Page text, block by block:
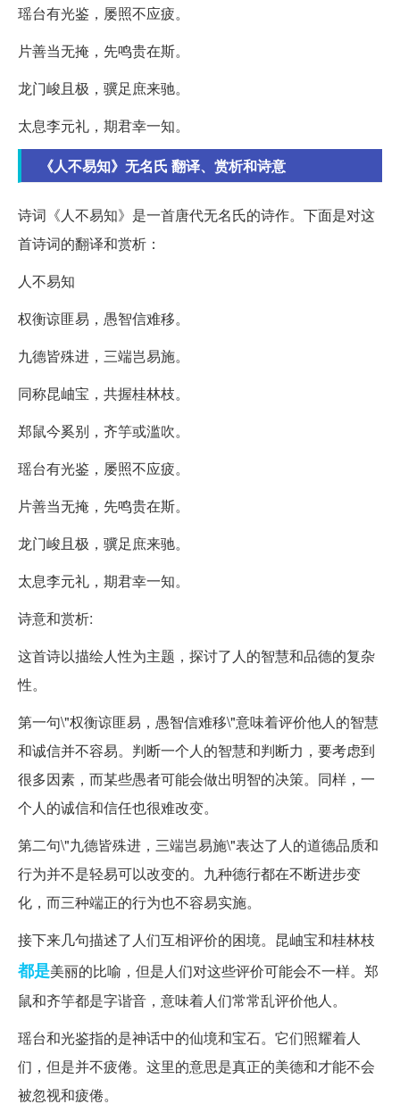
瑶台有光鉴，屡照不应疲。
片善当无掩，先鸣贵在斯。
龙门峻且极，骥足庶来驰。
太息李元礼，期君幸一知。
《人不易知》无名氏 翻译、赏析和诗意
诗词《人不易知》是一首唐代无名氏的诗作。下面是对这
首诗词的翻译和赏析：
人不易知
权衡谅匪易，愚智信难移。
九德皆殊进，三端岂易施。
同称昆岫宝，共握桂林枝。
郑鼠今奚别，齐竽或滥吹。
瑶台有光鉴，屡照不应疲。
片善当无掩，先鸣贵在斯。
龙门峻且极，骥足庶来驰。
太息李元礼，期君幸一知。
诗意和赏析:
这首诗以描绘人性为主题，探讨了人的智慧和品德的复杂
性。
第一句\"权衡谅匪易，愚智信难移\"意味着评价他人的智慧
和诚信并不容易。判断一个人的智慧和判断力，要考虑到
很多因素，而某些愚者可能会做出明智的决策。同样，一
个人的诚信和信任也很难改变。
第二句\"九德皆殊进，三端岂易施\"表达了人的道德品质和
行为并不是轻易可以改变的。九种德行都在不断进步变
化，而三种端正的行为也不容易实施。
接下来几句描述了人们互相评价的困境。昆岫宝和桂林枝
都是美丽的比喻，但是人们对这些评价可能会不一样。郑
鼠和齐竽都是字谐音，意味着人们常常乱评价他人。
瑶台和光鉴指的是神话中的仙境和宝石。它们照耀着人
们，但是并不疲倦。这里的意思是真正的美德和才能不会
被忽视和疲倦。